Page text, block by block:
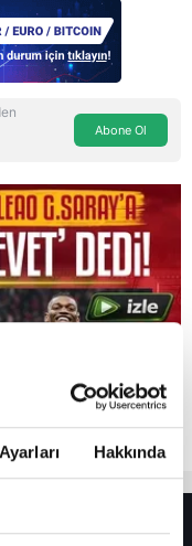
Hakkında
Abone Ol